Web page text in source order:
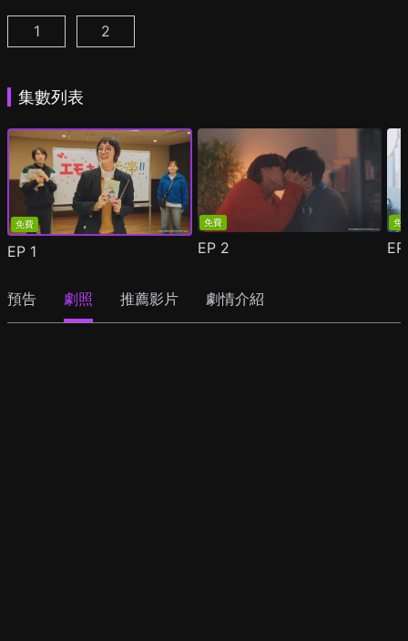
我成為BL劇的主角了 第1集
1 我成為BL劇的主角了 第2季 第1集
2
集數列表
免費
EP 1
免費
EP 2
免
預告 劇照 推薦影片 劇情介紹